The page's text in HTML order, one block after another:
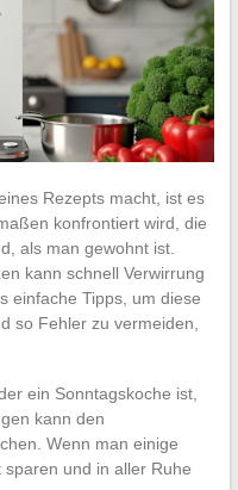
Rezepts macht, ist es
konfrontiert wird, die
als man gewohnt ist.
kann schnell Verwirrung
einfache Tipps, um diese
so Fehler zu vermeiden,
ein Sonntagskoche ist,
kann den
Wenn man einige
und in aller Ruhe